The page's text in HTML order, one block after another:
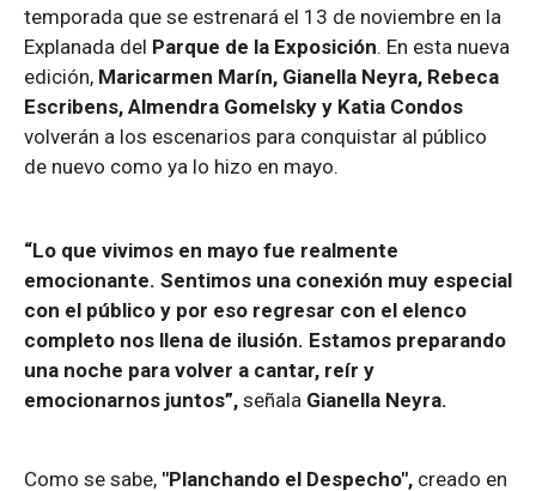
temporada que se estrenará el 13 de noviembre en la
Explanada del Parque de la Exposición. En esta nueva
edición, Maricarmen Marín, Gianella Neyra, Rebeca
Escribens, Almendra Gomelsky y Katia Condos
volverán a los escenarios para conquistar al público
de nuevo como ya lo hizo en mayo.
“Lo que vivimos en mayo fue realmente
emocionante. Sentimos una conexión muy especial
con el público y por eso regresar con el elenco
completo nos llena de ilusión. Estamos preparando
una noche para volver a cantar, reír y
emocionarnos juntos”, señala Gianella Neyra.
Como se sabe, "Planchando el Despecho", creado en